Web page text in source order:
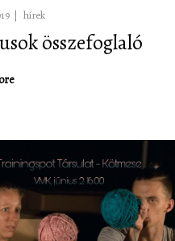
hírek
összefoglaló